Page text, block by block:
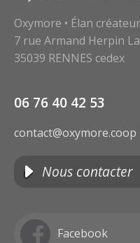
Oxymore • Élan créateur
7 rue Armand Herpin
35039 RENNES cedex
06 76 40 42 53
contact@oxymore.coop
Nous contacter
Facebook